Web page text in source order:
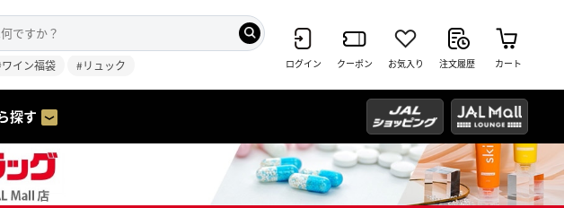
イン福袋 #リュック ログイン クーポン お気入り 注文履歴 カート
探す